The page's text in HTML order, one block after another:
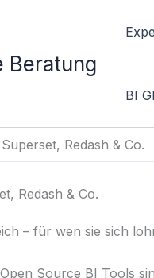
Beratung
BI
Redash & Co.
Redash & Co.
– für wen sie sich
Open Source BI Tools